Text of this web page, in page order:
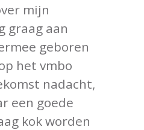
mijn
graag aan
geboren
het vmbo
nadacht,
een goede
kok worden